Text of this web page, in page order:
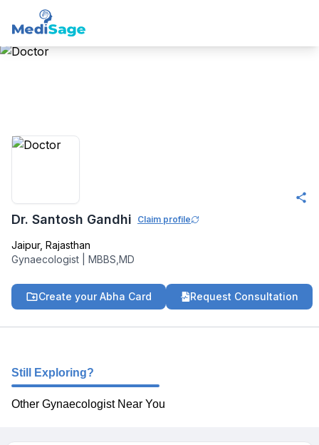
Dr. Santosh Gandhi Claim profile
Jaipur, Rajasthan
Gynaecologist
MBBS,MD
Create your Abha Card Request Consultation
Still Exploring?
Other Gynaecologist Near You